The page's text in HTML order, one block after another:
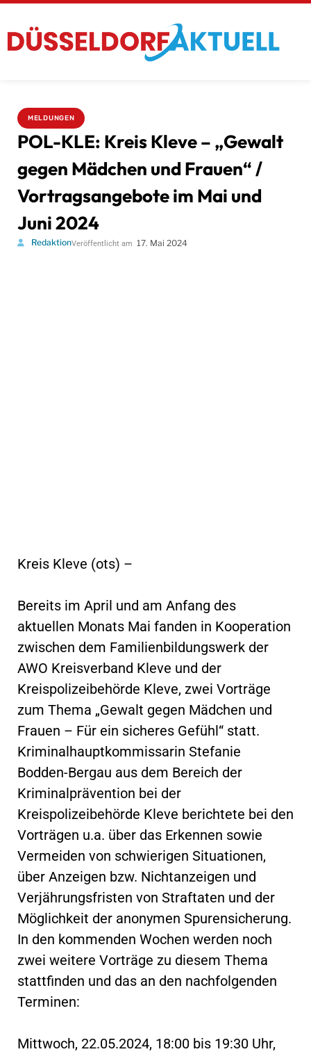
MELDUNGEN
POL-KLE: Kreis Kleve – „Gewalt
gegen Mädchen und Frauen“ /
Vortragsangebote im Mai und
Juni 2024
RedaktionVeröffentlicht am 17. Mai 2024
Kreis Kleve (ots) –
Bereits im April und am Anfang des
aktuellen Monats Mai fanden in Kooperation
zwischen dem Familienbildungswerk der
AWO Kreisverband Kleve und der
Kreispolizeibehörde Kleve, zwei Vorträge
zum Thema „Gewalt gegen Mädchen und
Frauen – Für ein sicheres Gefühl“ statt.
Kriminalhauptkommissarin Stefanie
Bodden-Bergau aus dem Bereich der
Kriminalprävention bei der
Kreispolizeibehörde Kleve berichtete bei den
Vorträgen u.a. über das Erkennen sowie
Vermeiden von schwierigen Situationen,
über Anzeigen bzw. Nichtanzeigen und
Verjährungsfristen von Straftaten und der
Möglichkeit der anonymen Spurensicherung.
In den kommenden Wochen werden noch
zwei weitere Vorträge zu diesem Thema
stattfinden und das an den nachfolgenden
Terminen:
Mittwoch, 22.05.2024, 18:00 bis 19:30 Uhr,